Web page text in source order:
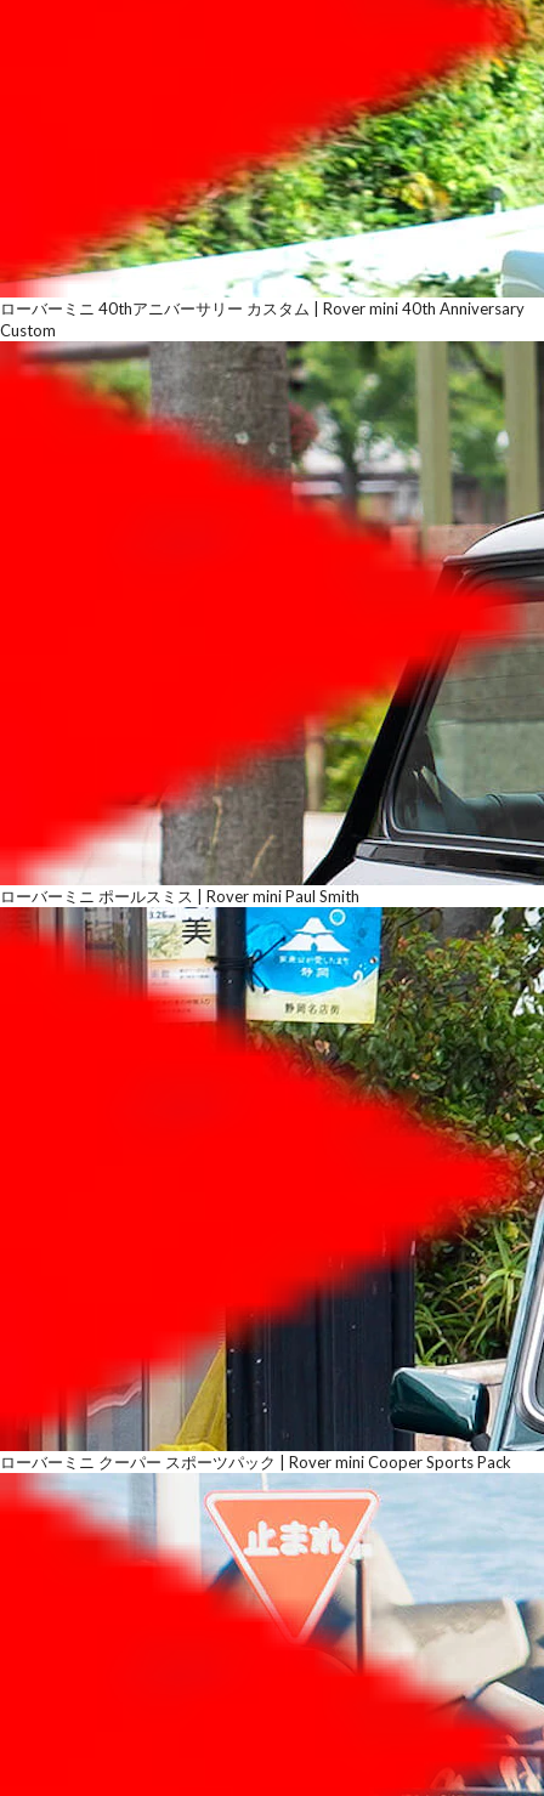
ローバーミニ 40thアニバーサリー カスタム | Rover mini 40th Anniversary
Custom
ローバーミニ ポールスミス | Rover mini Paul Smith
ローバーミニ クーパー スポーツパック | Rover mini Cooper Sports Pack